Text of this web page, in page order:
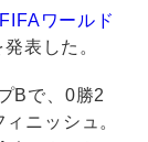
FIFAワールド
表した。
Bで、0勝2
ニッシュ。